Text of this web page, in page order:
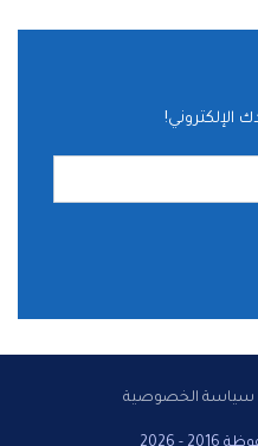
الإلكتروني!
سياسة الخصوصية